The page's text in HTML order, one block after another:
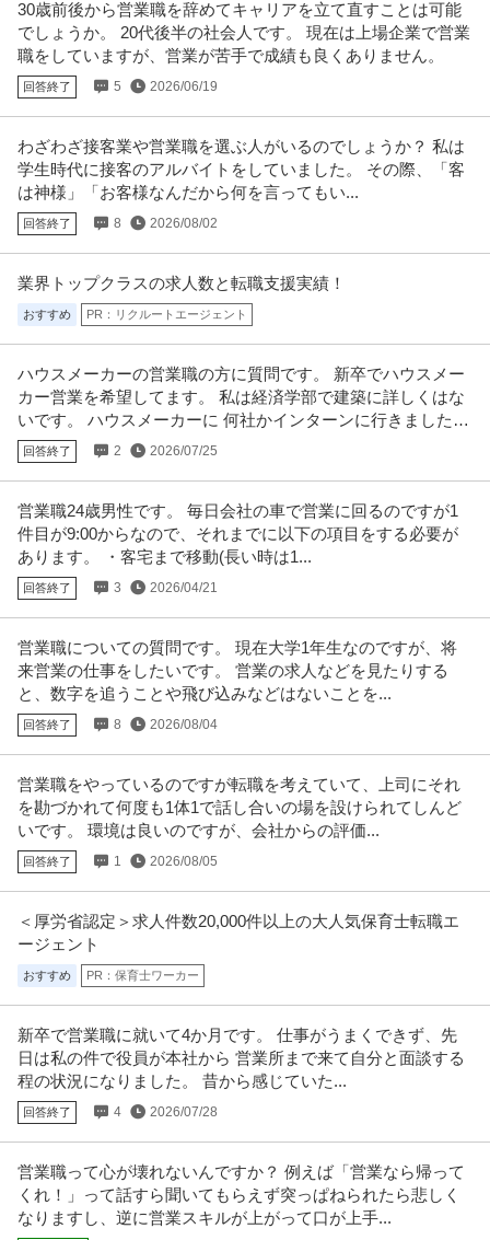
この条件の求人をもっと見る
30歳前後から営業職を辞めてキャリアを立て直すことは可能
でしょうか。 20代後半の社会人です。 現在は上場企業で営業
職をしていますが、営業が苦手で成績も良くありません。
回答終了 5 2026/06/19
わざわざ接客業や営業職を選ぶ人がいるのでしょうか？ 私は
学生時代に接客のアルバイトをしていました。 その際、「客
は神様」「お客様なんだから何を言ってもい...
回答終了 8 2026/08/02
業界トップクラスの求人数と転職支援実績！
おすすめ PR：リクルートエージェント
ハウスメーカーの営業職の方に質問です。 新卒でハウスメー
カー営業を希望してます。 私は経済学部で建築に詳しくはな
いです。 ハウスメーカーに 何社かインターンに行きました
が，
回答終了 2 2026/07/25
営業職24歳男性です。 毎日会社の車で営業に回るのですが1
件目が9:00からなので、それまでに以下の項目をする必要が
あります。 ・客宅まで移動(長い時は1...
回答終了 3 2026/04/21
営業職についての質問です。 現在大学1年生なのですが、将
来営業の仕事をしたいです。 営業の求人などを見たりする
と、数字を追うことや飛び込みなどはないことを...
回答終了 8 2026/08/04
営業職をやっているのですが転職を考えていて、上司にそれ
を勘づかれて何度も1体1で話し合いの場を設けられてしんど
いです。 環境は良いのですが、会社からの評価...
回答終了 1 2026/08/05
＜厚労省認定＞求人件数20,000件以上の大人気保育士転職エ
ージェント
おすすめ PR：保育士ワーカー
新卒で営業職に就いて4か月です。 仕事がうまくできず、先
日は私の件で役員が本社から 営業所まで来て自分と面談する
程の状況になりました。 昔から感じていた...
回答終了 4 2026/07/28
営業職って心が壊れないんですか？ 例えば「営業なら帰って
くれ！」って話すら聞いてもらえず突っぱねられたら悲しく
なりますし、逆に営業スキルが上がって口が上手...